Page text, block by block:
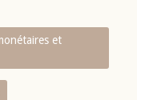
et